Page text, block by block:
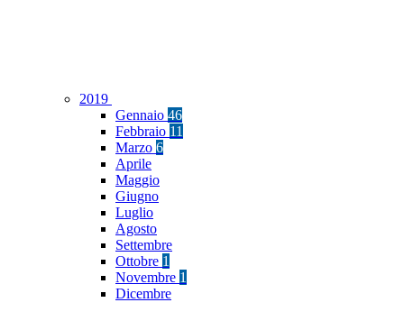
2019
Gennaio 46
Febbraio 11
Marzo 6
Aprile
Maggio
Giugno
Luglio
Agosto
Settembre
Ottobre 1
Novembre 1
Dicembre